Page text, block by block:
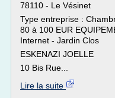
78110 - Le Vésinet
Type entreprise :
80 à 100 EUR
Internet - Jardin Clos
ESKENAZI JOELLE
10 Bis Rue...
Lire la suite